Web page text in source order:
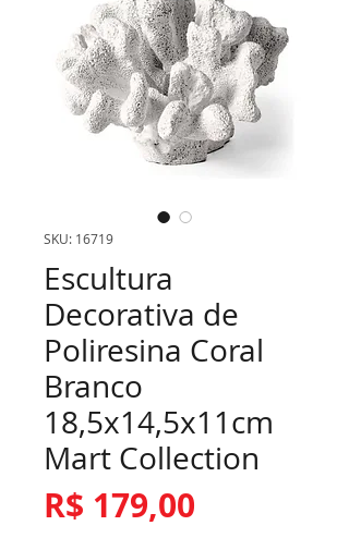
SKU: 16719
Escultura
Decorativa de
Poliresina Coral
Branco
18,5x14,5x11cm
Mart Collection
R$ 179,00